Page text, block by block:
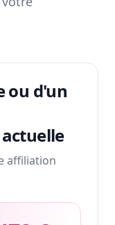
ou d'un
affiliation